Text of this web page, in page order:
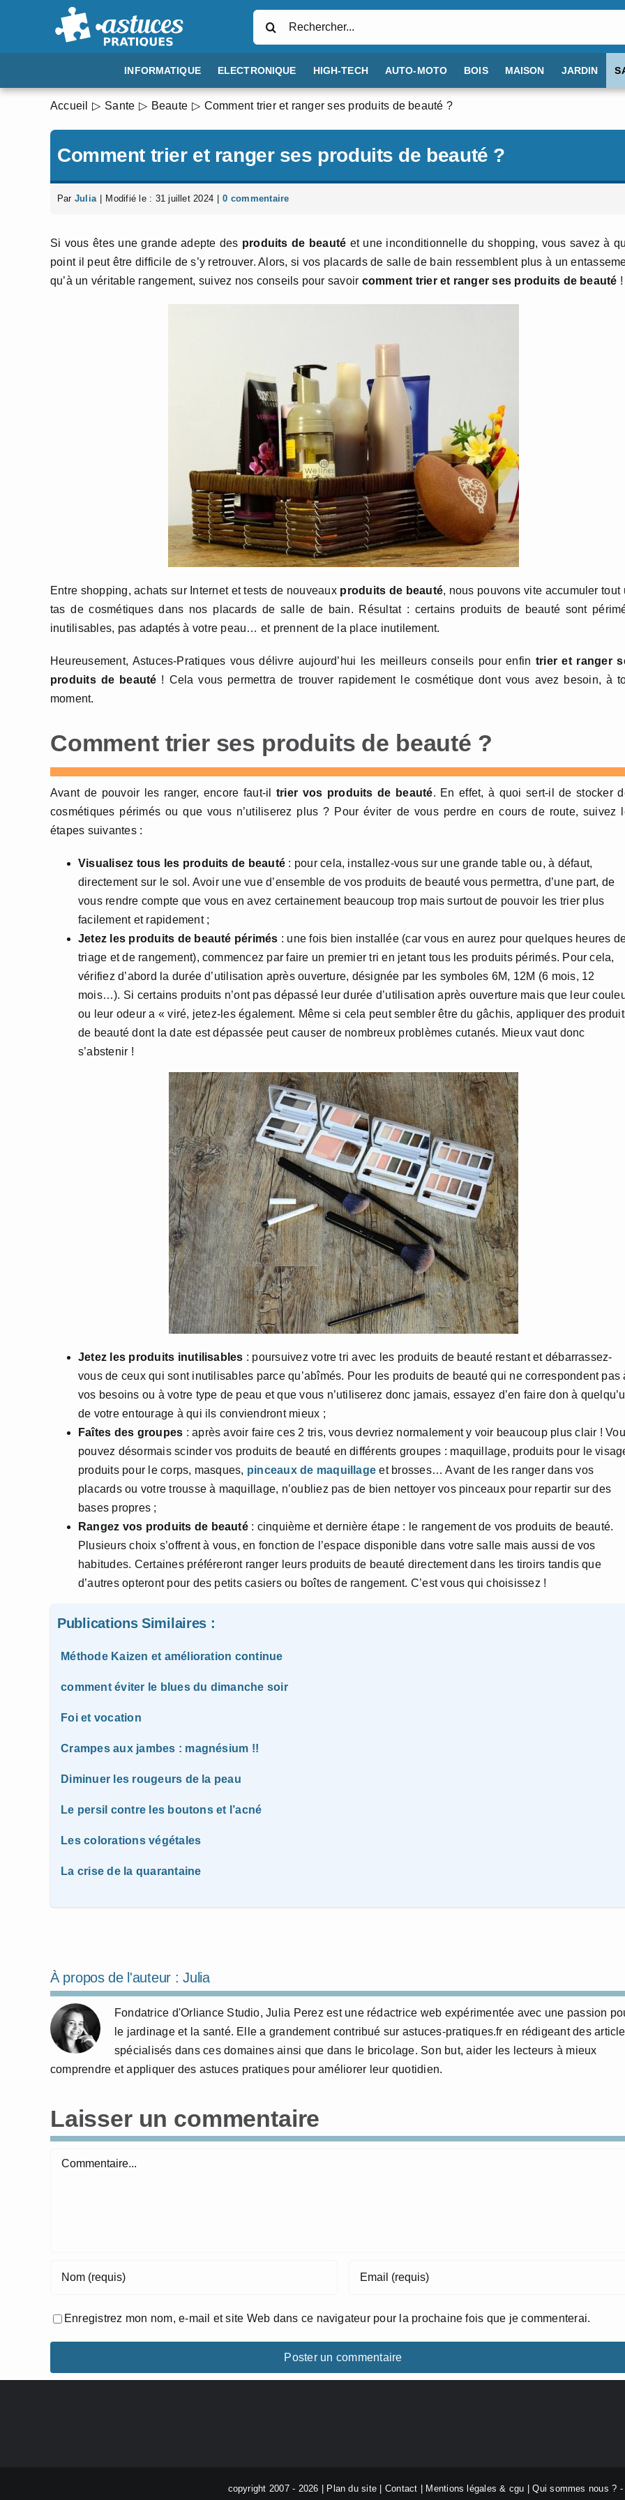
INFORMATIQUE ELECTRONIQUE HIGH-TECH AUTO-MOTO BOIS MAISON JARDIN
Accueil Sante Beaute Comment trier et ranger ses produits de beauté ?
Comment trier et ranger ses produits de beauté ?
Par Julia Modifié le : 31 juillet 2024 0 commentaire
Si vous êtes une grande adepte des produits de beauté et une inconditionnelle du shopping, vous savez à
point il peut être difficile de s’y retrouver. Alors, si vos placards de salle de bain ressemblent plus à un
qu’à un véritable rangement, suivez nos conseils pour savoir comment trier et ranger ses produits de beauté !
Entre shopping, achats sur Internet et tests de nouveaux produits de beauté, nous pouvons vite accumuler tout
tas de cosmétiques dans nos placards de salle de bain. Résultat : certains produits de beauté sont
inutilisables, pas adaptés à votre peau… et prennent de la place inutilement.
Heureusement, Astuces-Pratiques vous délivre aujourd’hui les meilleurs conseils pour enfin trier et ranger
produits de beauté ! Cela vous permettra de trouver rapidement le cosmétique dont vous avez besoin, à
moment.
Comment trier ses produits de beauté ?
Avant de pouvoir les ranger, encore faut-il trier vos produits de beauté. En effet, à quoi sert-il de stocker
cosmétiques périmés ou que vous n’utiliserez plus ? Pour éviter de vous perdre en cours de route, suivez
étapes suivantes :
Visualisez tous les produits de beauté : pour cela, installez-vous sur une grande table ou, à défaut,
directement sur le sol. Avoir une vue d’ensemble de vos produits de beauté vous permettra, d’une part, de
vous rendre compte que vous en avez certainement beaucoup trop mais surtout de pouvoir les trier plus
facilement et rapidement ;
Jetez les produits de beauté périmés : une fois bien installée (car vous en aurez pour quelques heures
triage et de rangement), commencez par faire un premier tri en jetant tous les produits périmés. Pour cela,
vérifiez d’abord la durée d’utilisation après ouverture, désignée par les symboles 6M, 12M (6 mois, 12
mois…). Si certains produits n’ont pas dépassé leur durée d’utilisation après ouverture mais que leur
ou leur odeur a « viré, jetez-les également. Même si cela peut sembler être du gâchis, appliquer des
de beauté dont la date est dépassée peut causer de nombreux problèmes cutanés. Mieux vaut donc
s’abstenir !
Jetez les produits inutilisables : poursuivez votre tri avec les produits de beauté restant et débarrassez-
vous de ceux qui sont inutilisables parce qu’abîmés. Pour les produits de beauté qui ne correspondent pas
vos besoins ou à votre type de peau et que vous n’utiliserez donc jamais, essayez d’en faire don à
de votre entourage à qui ils conviendront mieux ;
Faîtes des groupes : après avoir faire ces 2 tris, vous devriez normalement y voir beaucoup plus clair !
pouvez désormais scinder vos produits de beauté en différents groupes : maquillage, produits pour le
produits pour le corps, masques, pinceaux de maquillage et brosses… Avant de les ranger dans vos
placards ou votre trousse à maquillage, n’oubliez pas de bien nettoyer vos pinceaux pour repartir sur des
bases propres ;
Rangez vos produits de beauté: cinquième et dernière étape : le rangement de vos produits de beauté.
Plusieurs choix s’offrent à vous, en fonction de l’espace disponible dans votre salle mais aussi de vos
habitudes. Certaines préféreront ranger leurs produits de beauté directement dans les tiroirs tandis que
d’autres opteront pour des petits casiers ou boîtes de rangement. C’est vous qui choisissez !
Publications Similaires :
Méthode Kaizen et amélioration continue
comment éviter le blues du dimanche soir
Foi et vocation
Crampes aux jambes : magnésium !!
Diminuer les rougeurs de la peau
Le persil contre les boutons et l’acné
Les colorations végétales
La crise de la quarantaine
À propos de l'auteur :Julia
Fondatrice d'Orliance Studio, Julia Perez est une rédactrice web expérimentée avec une passion
le jardinage et la santé. Elle a grandement contribué sur astuces-pratiques.fr en rédigeant des
spécialisés dans ces domaines ainsi que dans le bricolage. Son but, aider les lecteurs à mieux
comprendre et appliquer des astuces pratiques pour améliorer leur quotidien.
Laisser un commentaire
Commentaire
Enregistrez mon nom, e-mail et site Web dans ce navigateur pour la prochaine fois que je commenterai.
copyright 2007 - 2026 | Plan du site Contact Mentions légales & cgu |Qui sommes nous ? -